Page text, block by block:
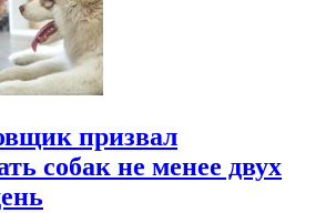
призвал
собак не менее двух